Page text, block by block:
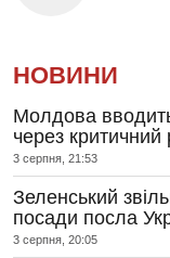
НОВИНИ
Молдова
через критичний
3 серпня, 21:53
Зеленський
посади посла
3 серпня, 20:05